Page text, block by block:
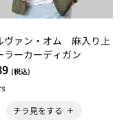
ヴァン・オム 麻入り上
ラーカーディガン
(税込)
チラ見をする